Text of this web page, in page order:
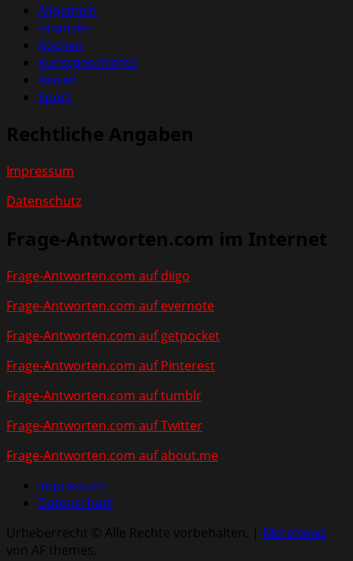
Allgemein
Finanzen
Kochen
Kunstgeschichte
Reisen
Sport
Rechtliche Angaben
Impressum
Datenschutz
Frage-Antworten.com im Internet
Frage-Antworten.com auf diigo
Frage-Antworten.com auf evernote
Frage-Antworten.com auf getpocket
Frage-Antworten.com auf Pinterest
Frage-Antworten.com auf tumblr
Frage-Antworten.com auf Twitter
Frage-Antworten.com auf about.me
Impressum
Datenschutz
Urheberrecht © Alle Rechte vorbehalten. | MoreNews
von AF themes.